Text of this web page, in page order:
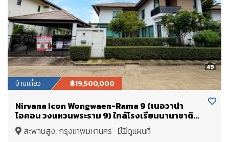
49
บ้านเดี่ยว ฿19,500,000
Nirvana Icon Wongwaen-Rama 9 (เนอวาน่า
ไอคอน วงแหวนพระราม 9) ใกล้โรงเรียนนานาชาติ
Wellington College International School และ
มหาวิทยาลัยนานาชาติแสตมฟอร์ด
สะพานสูง, กรุงเทพมหานคร ดูแผนที่